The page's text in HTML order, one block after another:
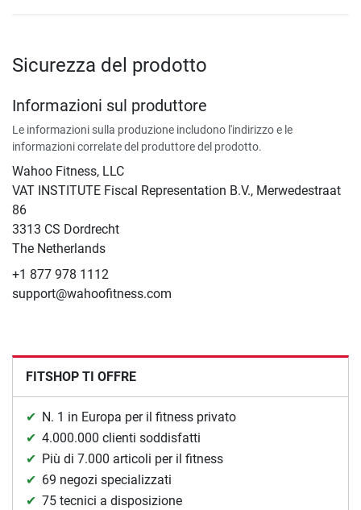
Sicurezza del prodotto
Informazioni sul produttore
Le informazioni sulla produzione includono l'indirizzo e le
informazioni correlate del produttore del prodotto.
Wahoo Fitness, LLC
VAT INSTITUTE Fiscal Representation B.V., Merwedestraat
86
3313 CS Dordrecht
The Netherlands
+1 877 978 1112
support@wahoofitness.com
FITSHOP TI OFFRE
N. 1 in Europa per il fitness privato
4.000.000 clienti soddisfatti
Più di 7.000 articoli per il fitness
69 negozi specializzati
75 tecnici a disposizione